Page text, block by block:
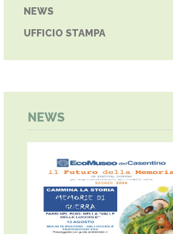
NEWS
UFFICIO STAMPA
NEWS